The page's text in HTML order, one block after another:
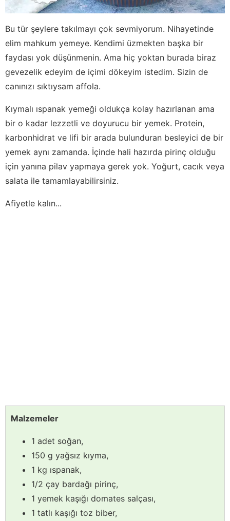
Bu tür şeylere takılmayı çok sevmiyorum. Nihayetinde
elim mahkum yemeye. Kendimi üzmekten başka bir
faydası yok düşünmenin. Ama hiç yoktan burada biraz
gevezelik edeyim de içimi dökeyim istedim. Sizin de
canınızı sıktıysam affola.
Kıymalı ıspanak yemeği oldukça kolay hazırlanan ama
bir o kadar lezzetli ve doyurucu bir yemek. Protein,
karbonhidrat ve lifi bir arada bulunduran besleyici de bir
yemek aynı zamanda. İçinde hali hazırda pirinç olduğu
için yanına pilav yapmaya gerek yok. Yoğurt, cacık veya
salata ile tamamlayabilirsiniz.
Afiyetle kalın...
Malzemeler
1 adet soğan,
150 g yağsız kıyma,
1 kg ıspanak,
1/2 çay bardağı pirinç,
1 yemek kaşığı domates salçası,
1 tatlı kaşığı toz biber,